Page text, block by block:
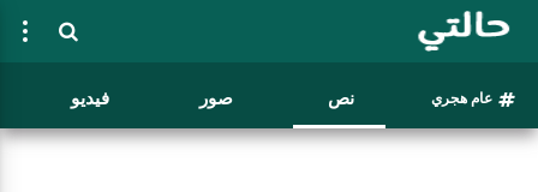
عام هجري نص صور فيديو